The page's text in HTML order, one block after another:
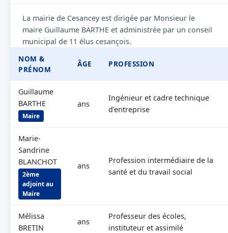
La mairie de Cesancey est dirigée par Monsieur le
maire Guillaume BARTHE et administrée par un conseil
municipal de 11 élus cesançois.
NOM &
PRÉNOM
ÂGE PROFESSION
Guillaume
BARTHE
Maire
ans
Ingénieur et cadre technique
d'entreprise
Marie-
Sandrine
BLANCHOT
2ème
adjoint au
Maire
ans
Profession intermédiaire de la
santé et du travail social
Mélissa
BRETIN
ans
Professeur des écoles,
instituteur et assimilé